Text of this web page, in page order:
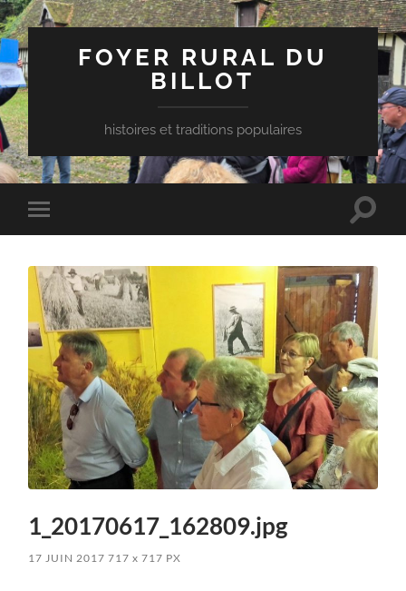
FOYER RURAL DU
BILLOT
histoires et traditions populaires
Toggle
mobile
Toggle
1_20170617_162809.jpg
17 JUIN 2017 717x 717 PX